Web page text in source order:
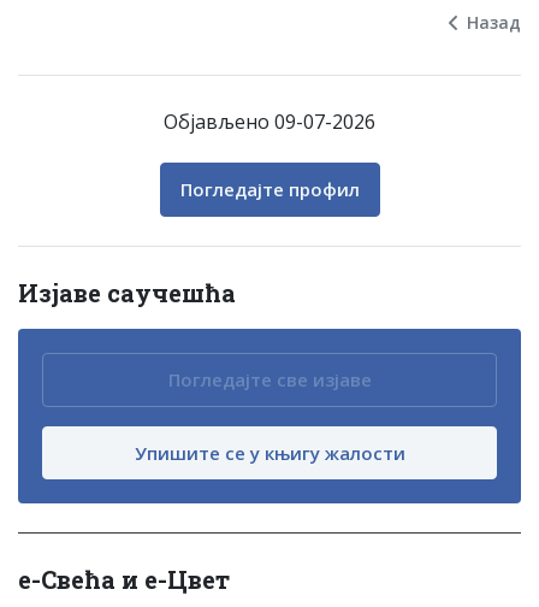
Назад
Објављено 09-07-2026
Погледајте профил
Изјаве саучешћа
Погледајте све изјаве
Упишите се у књигу жалости
е-Свећа и е-Цвет